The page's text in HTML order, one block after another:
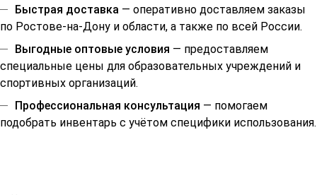
Быстрая доставка — оперативно доставляем заказы
по Ростове-на-Дону и области, а также по всей России.
Выгодные оптовые условия — предоставляем
специальные цены для образовательных учреждений и
спортивных организаций.
Профессиональная консультация — помогаем
подобрать инвентарь с учётом специфики использования.